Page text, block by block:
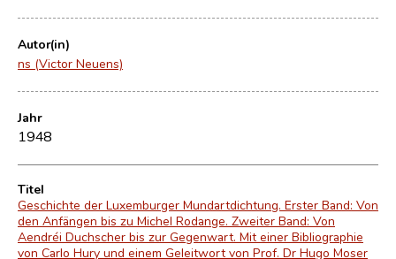
Autor(in)
ns (Victor Neuens)
Jahr
1948
Titel
Geschichte der Luxemburger Mundartdichtung. Erster Band: Von
den Anfängen bis zu Michel Rodange. Zweiter Band: Von
Aendréi Duchscher bis zur Gegenwart. Mit einer Bibliographie
von Carlo Hury und einem Geleitwort von Prof. Dr Hugo Moser